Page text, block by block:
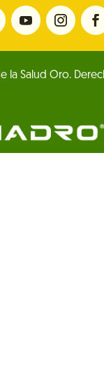
la Salud Oro.